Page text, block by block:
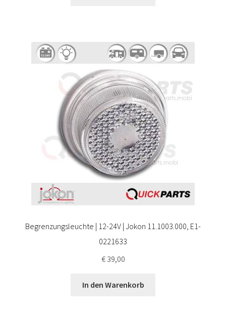
Begrenzungsleuchte | 12-24V | Jokon 11.1003.000, E1-
0221633
€39,00
In den Warenkorb